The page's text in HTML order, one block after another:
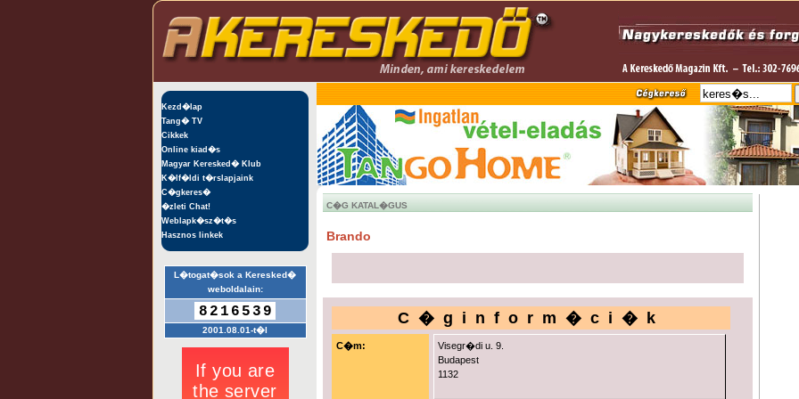
Kezd�lap
Tang� TV
Cikkek
Online kiad�s
Magyar Keresked� Klub
K�lf�ldi t�rslapjaink
C�gkeres�
�zleti Chat!
Weblapk�sz�t�s
Hasznos linkek
L�togat�sok a Keresked�
weboldalain:
8216539
2001.08.01-t�l
C�G KATAL�GUS
Brando
C�ginform�ci�k
C�m:
Visegr�di u. 9.
Budapest
1132